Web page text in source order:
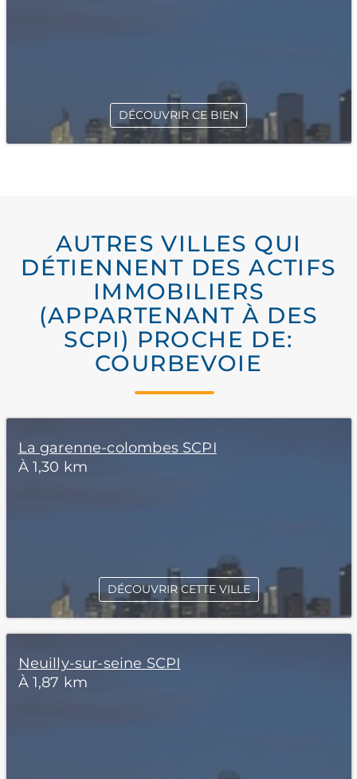
DÉCOUVRIR CE BIEN
AUTRES VILLES QUI
DÉTIENNENT DES ACTIFS
IMMOBILIERS
(APPARTENANT À DES
SCPI) PROCHE DE:
COURBEVOIE
La garenne-colombes SCPI
À 1,30 km
DÉCOUVRIR CETTE VILLE
Neuilly-sur-seine SCPI
À 1,87 km